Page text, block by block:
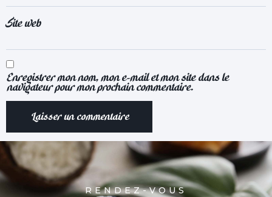
Site web
Enregistrer mon nom, mon e-mail et mon site dans le
navigateur pour mon prochain commentaire.
RENDEZ-VOUS